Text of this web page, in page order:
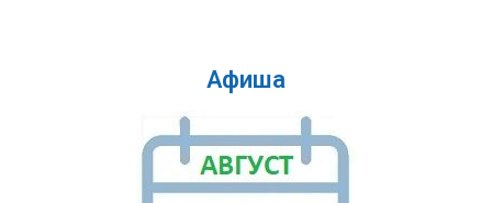
Афиша